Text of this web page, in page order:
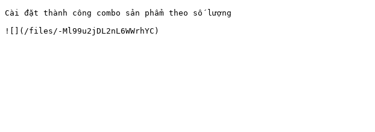
Cài đặt thành công combo sản phẩm theo số lượng